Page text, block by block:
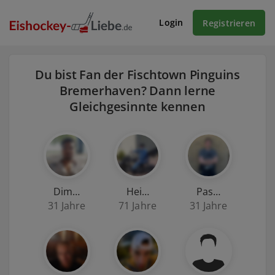
Login Registrieren
Du bist Fan der Fischtown Pinguins
Bremerhaven? Dann lerne
Gleichgesinnte kennen
Dim…
31 Jahre
Hei…
71 Jahre
Pas…
31 Jahre